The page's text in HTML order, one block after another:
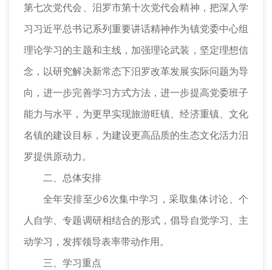
第七次党代会、汨罗市第十次党代会精神，把深入学
习习近平总书记系列重要讲话精神作为镇党委中心组
理论学习的主题和主线，加强理论武装，坚定理想信
念，以研究解决新常态下汨罗改革发展实际问题为导
向，进一步完善学习方式方法，进一步提高党委班子
能力与水平，为更早实现旅游旺镇、经济重镇、文化
名镇的建设目标，为建设更高品质的生态文化活力汨
罗提供原动力。
二、总体安排
全年安排至少6次集中学习，采取集体讨论、个
人自学、专题调研相结合的形式，倡导自觉学习、主
动学习，发挥领导表率带动作用。
三、学习重点